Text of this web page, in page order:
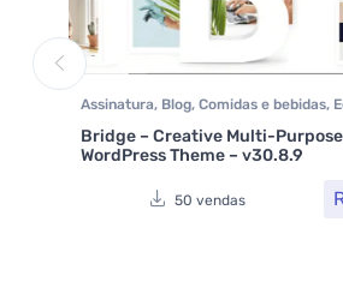
Assinatura, Blog, Comidas e bebidas,
/ E-learning
Elementor Hotel / Viagem
Imobiliária, Listagens e diretórios
Reservas e Aluguel
Saúde e Beleza
Bridge – Creative Multi-Purpose
WordPress Theme – v30.8.9
50 vendas